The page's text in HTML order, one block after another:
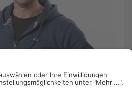
muss man im
können!“